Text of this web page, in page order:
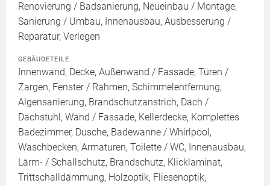
Renovierung / Badsanierung, Neueinbau / Montage,
Sanierung / Umbau, Innenausbau, Ausbesserung /
Reparatur, Verlegen
GEBÄUDETEILE
Innenwand, Decke, Außenwand / Fassade, Türen /
Zargen, Fenster / Rahmen, Schimmelentfernung,
Algensanierung, Brandschutzanstrich, Dach /
Dachstuhl, Wand / Fassade, Kellerdecke, Komplettes
Badezimmer, Dusche, Badewanne / Whirlpool,
Waschbecken, Armaturen, Toilette / WC, Innenausbau,
Lärm- / Schallschutz, Brandschutz, Klicklaminat,
Trittschalldämmung, Holzoptik, Fliesenoptik,